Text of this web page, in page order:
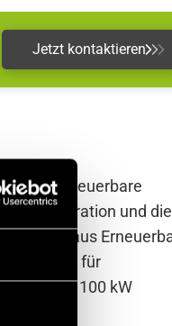
Jetzt kontaktieren
sollen Erneuerbare
und die
Strom aus
für
über 100 kW